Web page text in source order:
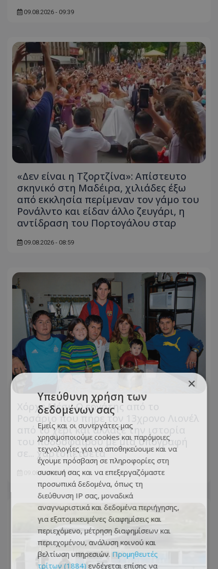
09.08.2026 - 09:39
«Δεν είναι η Τζορτζίνα»: Απίστευτο
σκηνικό στη Μαδέιρα, χιλιάδες έξω
από εκκλησία περίμεναν τον γάμο του
Ρονάλντο και είδαν άλλο ζευγάρι, η
αντίδραση του Πορτογάλου σταρ
09.08.2026 - 08:59
Χόρχε Μέσι: Ο εργάτης από το
Ροσάριο που πήρε τον 13χρονο Λιονέλ
από το χέρι και άλλαξε την ιστορία
του ποδοσφαίρου με μια υπογραφή
σε... χαρτοπετσέτα
09.08.2026 - 08:57
×
Υπεύθυνη χρήση των
δεδομένων σας
Εμείς και οι συνεργάτες μας
χρησιμοποιούμε cookies και παρόμοιες
τεχνολογίες για να αποθηκεύουμε και να
έχουμε πρόσβαση σε πληροφορίες στη
συσκευή σας και να επεξεργαζόμαστε
προσωπικά δεδομένα, όπως τη
διεύθυνση IP σας, μοναδικά
αναγνωριστικά και δεδομένα περιήγησης,
για εξατομικευμένες διαφημίσεις και
περιεχόμενο, μέτρηση διαφημίσεων και
περιεχομένου, ανάλυση κοινού και
βελτίωση υπηρεσιών. Προμηθευτές
τρίτων (1884) ενδέχεται επίσης να